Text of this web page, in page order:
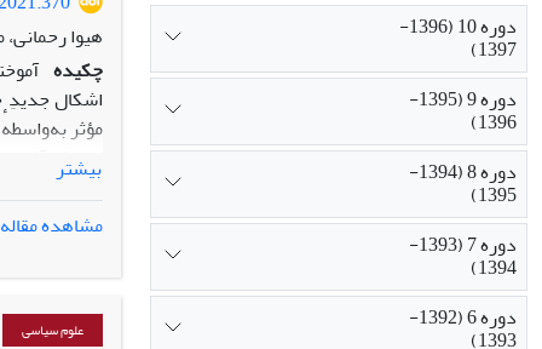
هیوا
چکیده
اشکال جدیدِ
مؤثر
خوانش
خوانش
معماری
بیشتر
مشاهده مقاله
علوم سیاسی
دوره 10 (1396-
1397)
دوره 9 (1395-
1396)
دوره 8 (1394-
1395)
دوره 7 (1393-
1394)
دوره 6 (1392-
1393)